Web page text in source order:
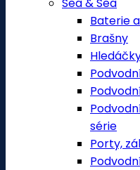
Baterie
Brašny
série
Porty,